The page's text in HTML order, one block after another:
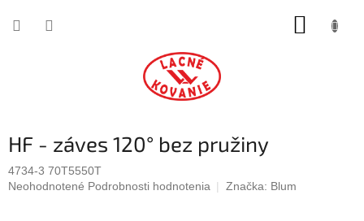
HF - záves 120° bez pružiny
4734-3 70T5550T
Priemerné
Neohodnotené Podrobnosti hodnotenia Značka: Blum